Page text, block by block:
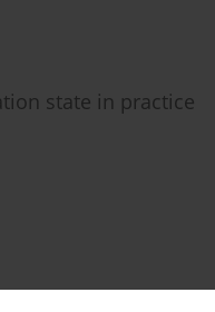
state in practice